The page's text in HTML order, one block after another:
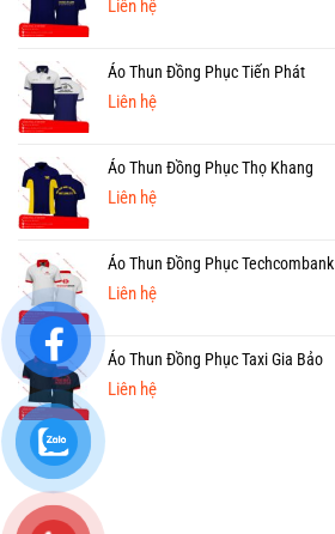
Liên hệ
Áo Thun Đồng Phục Tiến Phát
Liên hệ
Áo Thun Đồng Phục Thọ Khang
Liên hệ
Áo Thun Đồng Phục Techcombank
Liên hệ
Áo Thun Đồng Phục Taxi Gia Bảo
Liên hệ